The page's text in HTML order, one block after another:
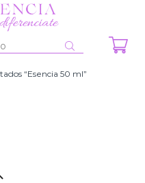
“Esencia 50 ml”